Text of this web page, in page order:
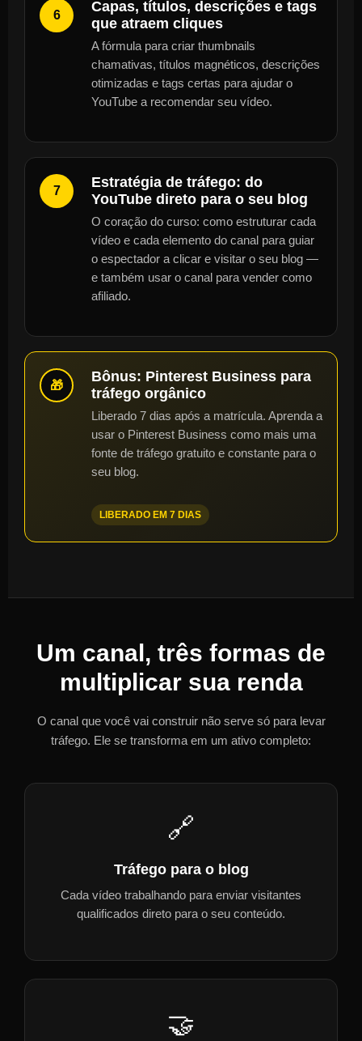
6
Capas, títulos, descrições e tags
que atraem cliques
A fórmula para criar thumbnails
chamativas, títulos magnéticos, descrições
otimizadas e tags certas para ajudar o
YouTube a recomendar seu vídeo.
7
Estratégia de tráfego: do
YouTube direto para o seu blog
O coração do curso: como estruturar cada
vídeo e cada elemento do canal para guiar
o espectador a clicar e visitar o seu blog —
e também usar o canal para vender como
afiliado.
🎁
Bônus: Pinterest Business para
tráfego orgânico
Liberado 7 dias após a matrícula. Aprenda a
usar o Pinterest Business como mais uma
fonte de tráfego gratuito e constante para o
seu blog.
LIBERADO EM 7 DIAS
Um canal, três formas de
multiplicar sua renda
O canal que você vai construir não serve só para levar
tráfego. Ele se transforma em um ativo completo:
🔗
Tráfego para o blog
Cada vídeo trabalhando para enviar visitantes
qualificados direto para o seu conteúdo.
🤝